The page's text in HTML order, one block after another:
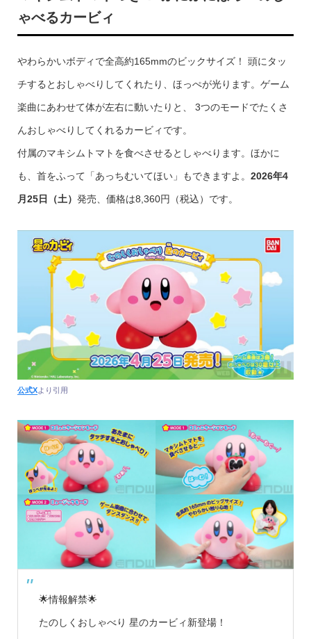
ゃべるカービィ
やわらかいボディで全高約165mmのビックサイズ！ 頭にタッ
チするとおしゃべりしてくれたり、ほっぺが光ります。ゲーム
楽曲にあわせて体が左右に動いたりと、 3つのモードでたくさ
んおしゃべりしてくれるカービィです。
付属のマキシムトマトを食べさせるとしゃべります。ほかに
も、首をふって「あっちむいてほい」もできますよ。 2026年4
月25日（土） 発売、価格は8,360円（税込）です。
公式Xより引用
🌟情報解禁🌟
たのしくおしゃべり 星のカービィ新登場！